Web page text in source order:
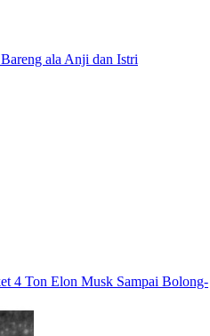
ala Anji dan Istri
4 Ton Elon Musk Sampai Bolong-